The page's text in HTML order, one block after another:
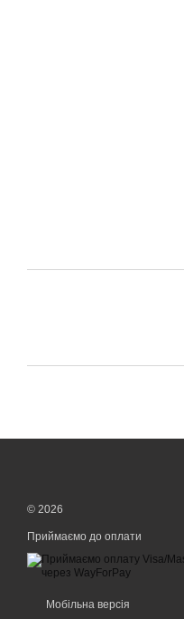
© 2026
Приймаємо до оплати
Мобільна версія